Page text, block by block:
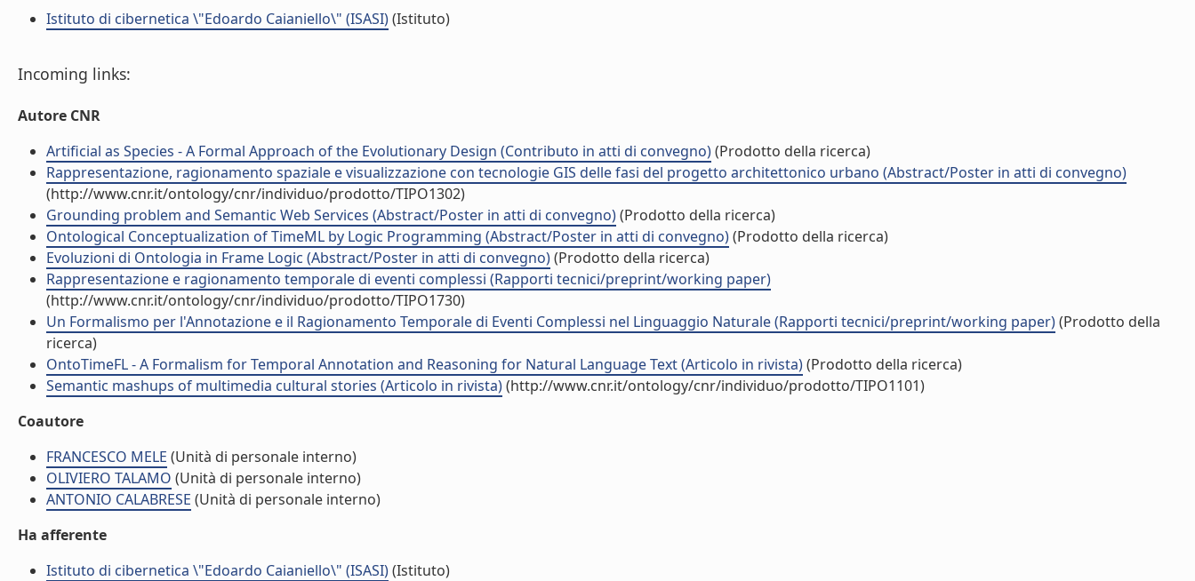
Istituto di cibernetica \"Edoardo Caianiello\" (ISASI)(Istituto)
Incoming links:
Autore CNR
Artificial as Species - A Formal Approach of the Evolutionary Design (Contributo in atti di convegno)(Prodotto della ricerca)
Rappresentazione, ragionamento spaziale e visualizzazione con tecnologie GIS delle fasi del progetto architettonico urbano (Abstract/Poster in atti di convegno)
(http://www.cnr.it/ontology/cnr/individuo/prodotto/TIPO1302)
Grounding problem and Semantic Web Services (Abstract/Poster in atti di convegno)(Prodotto della ricerca)
Ontological Conceptualization of TimeML by Logic Programming (Abstract/Poster in atti di convegno)(Prodotto della ricerca)
Evoluzioni di Ontologia in Frame Logic (Abstract/Poster in atti di convegno)(Prodotto della ricerca)
Rappresentazione e ragionamento temporale di eventi complessi (Rapporti tecnici/preprint/working paper)
(http://www.cnr.it/ontology/cnr/individuo/prodotto/TIPO1730)
Un Formalismo per l'Annotazione e il Ragionamento Temporale di Eventi Complessi nel Linguaggio Naturale (Rapporti tecnici/preprint/working paper)(Prodotto della
ricerca)
OntoTimeFL - A Formalism for Temporal Annotation and Reasoning for Natural Language Text (Articolo in rivista)(Prodotto della ricerca)
Semantic mashups of multimedia cultural stories (Articolo in rivista)(http://www.cnr.it/ontology/cnr/individuo/prodotto/TIPO1101)
Coautore
FRANCESCO MELE (Unità di personale interno)
OLIVIERO TALAMO (Unità di personale interno)
ANTONIO CALABRESE (Unità di personale interno)
Ha afferente
Istituto di cibernetica \"Edoardo Caianiello\" (ISASI)(Istituto)